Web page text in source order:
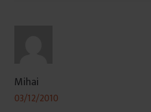
Mihai
03/12/2010